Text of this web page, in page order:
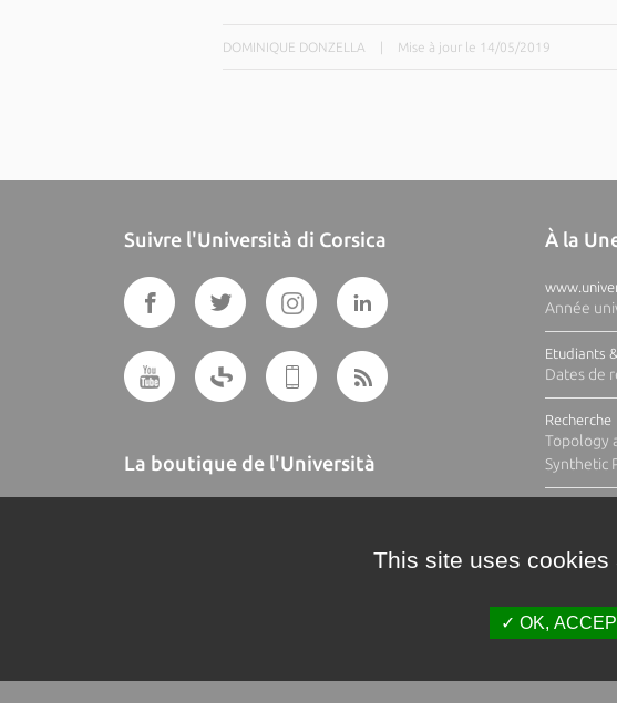
DOMINIQUE DONZELLA Mise à jour le 14/05/2019
Suivre l'Università di Corsica
La boutique de l'Università
À la
Année
Etudiants
Dates de
Recherche
Topology
Synthetic
This site uses
OK,